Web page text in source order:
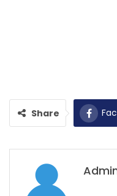
Share